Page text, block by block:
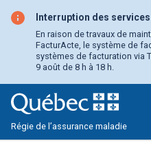
contenu
principal
Interruption des
En raison de travaux de
FacturActe, le système de
systèmes de facturation via
9 août de 8 h à 18 h.
Régie de l’assurance maladie